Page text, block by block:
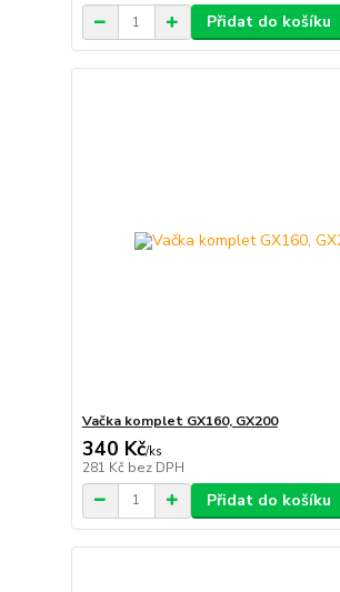
Přidat do košíku
Vačka komplet GX160, GX200
340 Kč/ks
281 Kč bez DPH
Přidat do košíku